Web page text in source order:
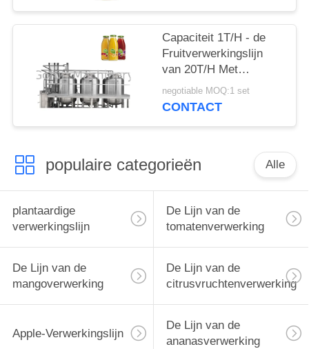
Capaciteit 1T/H - de
Fruitverwerkingslijn
van 20T/H Met
Ingebouwd CIP-
Systeem
negotiable MOQ:1 set
CONTACT
populaire categorieën Alle
plantaardige
verwerkingslijn
De Lijn van de
tomatenverwerking
De Lijn van de
mangoverwerking
De Lijn van de
citrusvruchtenverwerking
Apple-Verwerkingslijn
De Lijn van de
ananasverwerking